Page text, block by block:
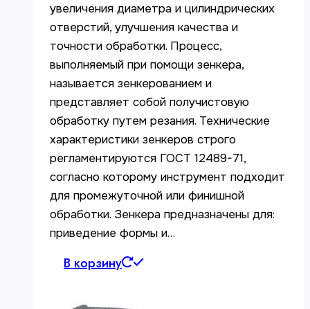
увеличения диаметра и цилиндрических
отверстий, улучшения качества и
точности обработки. Процесс,
выполняемый при помощи зенкера,
называется зенкерованием и
представляет собой получистовую
обработку путем резания. Технические
характеристики зенкеров строго
регламентируются ГОСТ 12489-71,
согласно которому инструмент подходит
для промежуточной или финишной
обработки. Зенкера предназначены для:
приведение формы и…
В корзину